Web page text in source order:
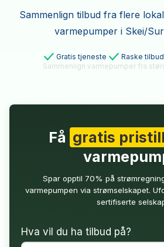
Sammenlign tilbud fra flere
varmepumper i Skei/
Gratis tjeneste Raske tilbud
Sammenlign varmepumper fra
Få gratis
Spar opptil 70% på
varmepumpen via strømselskapet.
sertifiserte
Hva vil du ha tilbud på?